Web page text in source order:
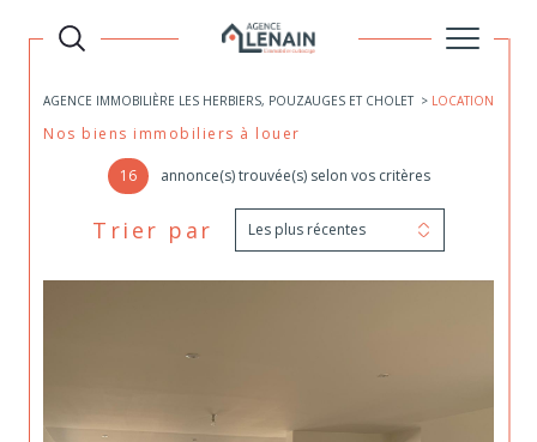
AGENCE IMMOBILIÈRE LES HERBIERS, POUZAUGES ET CHOLET LOCATION
Nos biens immobiliers à louer
16 annonce(s) trouvée(s) selon vos critères
Trier par Les plus récentes